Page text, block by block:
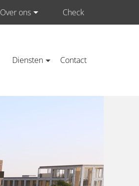
Over ons Check
Diensten Contact